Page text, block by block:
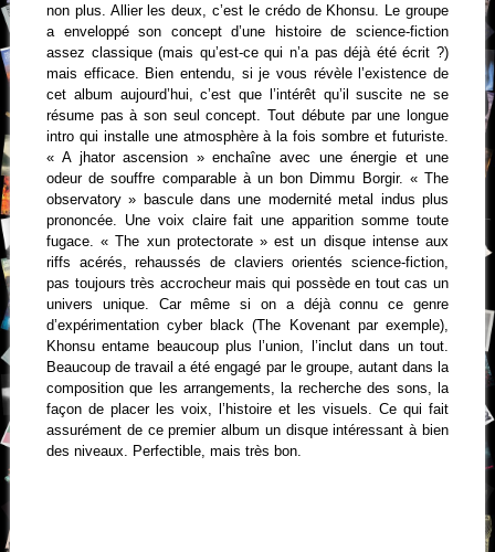
non plus. Allier les deux, c’est le crédo de Khonsu. Le groupe
a enveloppé son concept d’une histoire de science-fiction
assez classique (mais qu’est-ce qui n’a pas déjà été écrit ?)
mais efficace. Bien entendu, si je vous révèle l’existence de
cet album aujourd’hui, c’est que l’intérêt qu’il suscite ne se
résume pas à son seul concept. Tout débute par une longue
intro qui installe une atmosphère à la fois sombre et futuriste.
« A jhator ascension » enchaîne avec une énergie et une
odeur de souffre comparable à un bon Dimmu Borgir. « The
observatory » bascule dans une modernité metal indus plus
prononcée. Une voix claire fait une apparition somme toute
fugace. « The xun protectorate » est un disque intense aux
riffs acérés, rehaussés de claviers orientés science-fiction,
pas toujours très accrocheur mais qui possède en tout cas un
univers unique. Car même si on a déjà connu ce genre
d’expérimentation cyber black (The Kovenant par exemple),
Khonsu entame beaucoup plus l’union, l’inclut dans un tout.
Beaucoup de travail a été engagé par le groupe, autant dans la
composition que les arrangements, la recherche des sons, la
façon de placer les voix, l’histoire et les visuels. Ce qui fait
assurément de ce premier album un disque intéressant à bien
des niveaux. Perfectible, mais très bon.